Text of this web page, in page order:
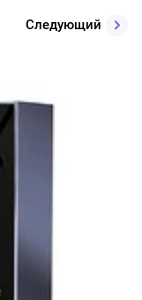
Следующий